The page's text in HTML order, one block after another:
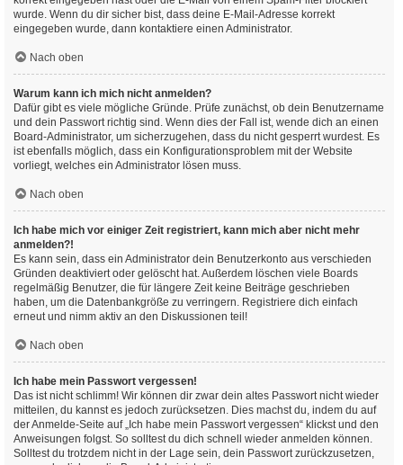
wurde. Wenn du dir sicher bist, dass deine E-Mail-Adresse korrekt
eingegeben wurde, dann kontaktiere einen Administrator.
Nach oben
Warum kann ich mich nicht anmelden?
Dafür gibt es viele mögliche Gründe. Prüfe zunächst, ob dein Benutzername
und dein Passwort richtig sind. Wenn dies der Fall ist, wende dich an einen
Board-Administrator, um sicherzugehen, dass du nicht gesperrt wurdest. Es
ist ebenfalls möglich, dass ein Konfigurationsproblem mit der Website
vorliegt, welches ein Administrator lösen muss.
Nach oben
Ich habe mich vor einiger Zeit registriert, kann mich aber nicht mehr
anmelden?!
Es kann sein, dass ein Administrator dein Benutzerkonto aus verschieden
Gründen deaktiviert oder gelöscht hat. Außerdem löschen viele Boards
regelmäßig Benutzer, die für längere Zeit keine Beiträge geschrieben
haben, um die Datenbankgröße zu verringern. Registriere dich einfach
erneut und nimm aktiv an den Diskussionen teil!
Nach oben
Ich habe mein Passwort vergessen!
Das ist nicht schlimm! Wir können dir zwar dein altes Passwort nicht wieder
mitteilen, du kannst es jedoch zurücksetzen. Dies machst du, indem du auf
der Anmelde-Seite auf „Ich habe mein Passwort vergessen“ klickst und den
Anweisungen folgst. So solltest du dich schnell wieder anmelden können.
Solltest du trotzdem nicht in der Lage sein, dein Passwort zurückzusetzen,